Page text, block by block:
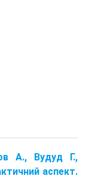
А., Вудуд Г.,
аспект.